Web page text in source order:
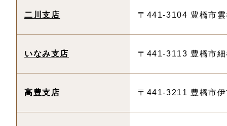
二川支店 〒441-3104 豊橋市
いなみ支店 〒441-3113 豊橋市
高豊支店 〒441-3211 豊橋市